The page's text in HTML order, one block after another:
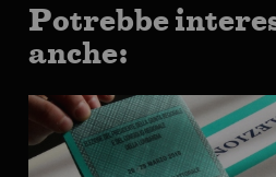
Potrebbe
anche: